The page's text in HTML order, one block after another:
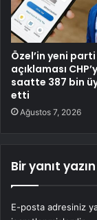
Özel’in yeni parti
açıklaması
saatte 387 bin
etti
Ağustos 7, 2026
Bir yanıt yazın
E-posta adresiniz